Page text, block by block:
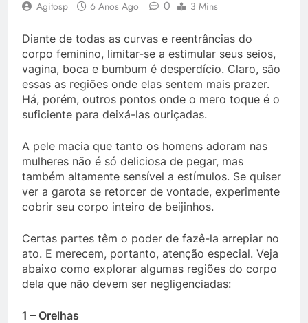
Agitosp 6 Anos Ago 0 3 Mins
Diante de todas as curvas e reentrâncias do
corpo feminino, limitar-se a estimular seus seios,
vagina, boca e bumbum é desperdício. Claro, são
essas as regiões onde elas sentem mais prazer.
Há, porém, outros pontos onde o mero toque é o
suficiente para deixá-las ouriçadas.
A pele macia que tanto os homens adoram nas
mulheres não é só deliciosa de pegar, mas
também altamente sensível a estímulos. Se quiser
ver a garota se retorcer de vontade, experimente
cobrir seu corpo inteiro de beijinhos.
Certas partes têm o poder de fazê-la arrepiar no
ato. E merecem, portanto, atenção especial. Veja
abaixo como explorar algumas regiões do corpo
dela que não devem ser negligenciadas:
1 – Orelhas